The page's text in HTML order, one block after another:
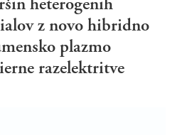
z novo hibridno
plazmo
razelektritve